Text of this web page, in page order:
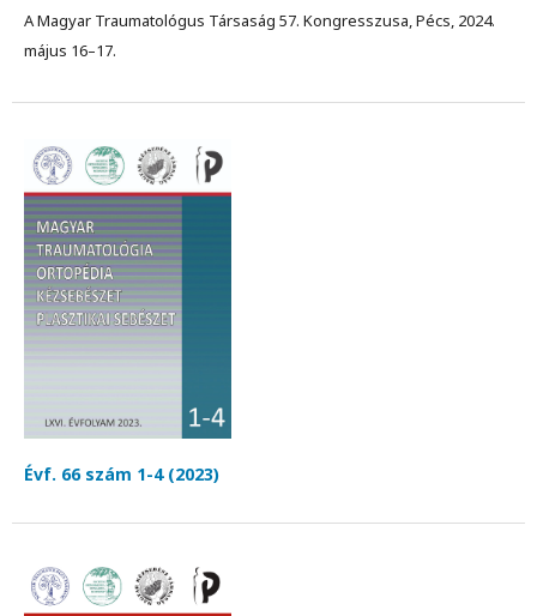
A Magyar Traumatológus Társaság 57. Kongresszusa, Pécs, 2024.
május 16–17.
Évf. 66 szám 1-4 (2023)